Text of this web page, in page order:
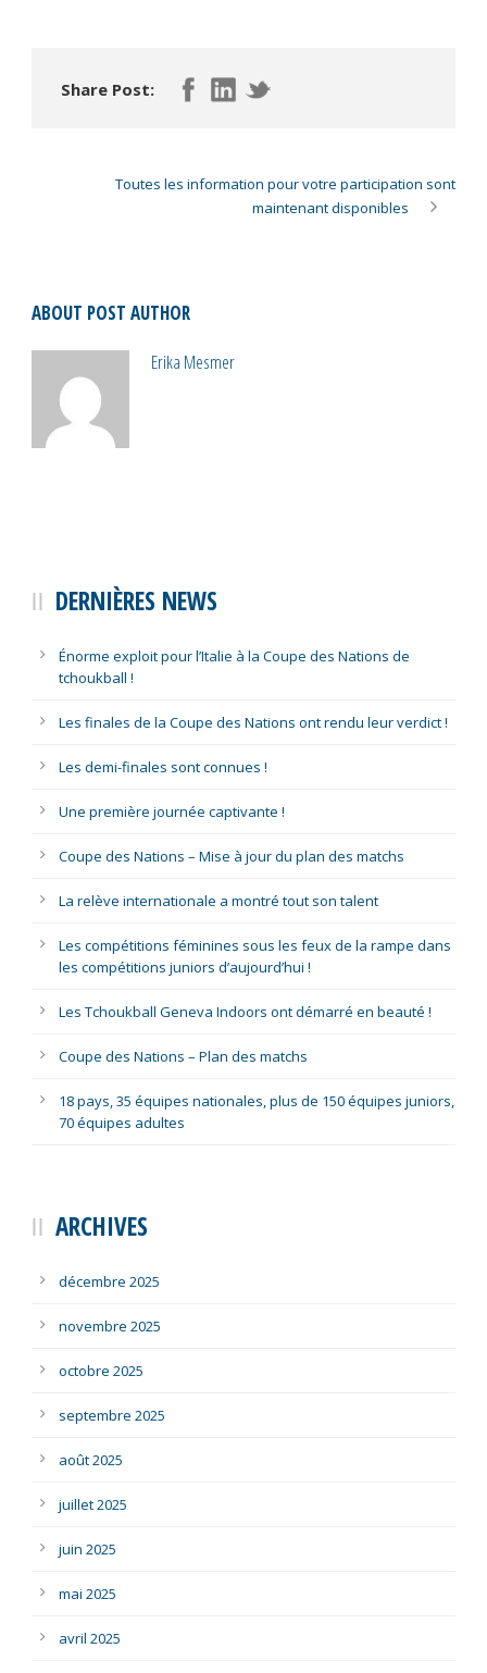
Share Post:
Toutes les information pour votre participation sont
maintenant disponibles
ABOUT POST AUTHOR
Erika Mesmer
DERNIÈRES NEWS
Énorme exploit pour l’Italie à la Coupe des Nations de
tchoukball !
Les finales de la Coupe des Nations ont rendu leur verdict !
Les demi-finales sont connues !
Une première journée captivante !
Coupe des Nations – Mise à jour du plan des matchs
La relève internationale a montré tout son talent
Les compétitions féminines sous les feux de la rampe dans
les compétitions juniors d’aujourd’hui !
Les Tchoukball Geneva Indoors ont démarré en beauté !
Coupe des Nations – Plan des matchs
18 pays, 35 équipes nationales, plus de 150 équipes juniors,
70 équipes adultes
ARCHIVES
décembre 2025
novembre 2025
octobre 2025
septembre 2025
août 2025
juillet 2025
juin 2025
mai 2025
avril 2025